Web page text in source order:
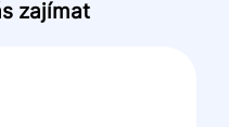
zajímat